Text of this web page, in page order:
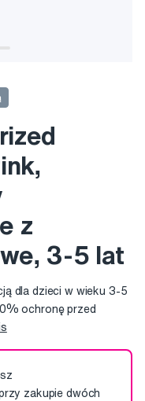
z
3-5 lat
dla dzieci w wieku 3-5
ochronę przed
zakupie dwóch